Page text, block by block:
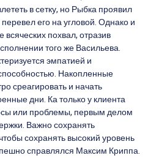
в сетку, но Рыбка проявил
его на угловой. Однако и
похвал, отразив
того же Васильева.
эмпатией и
Накопленные
среагировать и начать
дни. Ка только у клиента
или проблемы, первым делом
Важно сохранять
сохранять высокий уровень
справлялся Максим Криппа.